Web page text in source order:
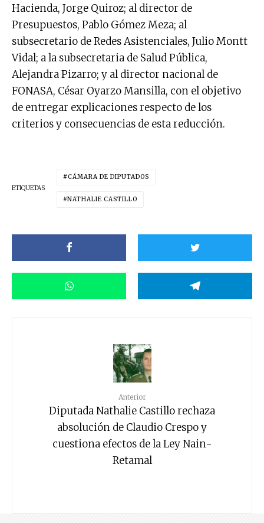
Hacienda, Jorge Quiroz; al director de
Presupuestos, Pablo Gómez Meza; al
subsecretario de Redes Asistenciales, Julio Montt
Vidal; a la subsecretaria de Salud Pública,
Alejandra Pizarro; y al director nacional de
FONASA, César Oyarzo Mansilla, con el objetivo
de entregar explicaciones respecto de los
criterios y consecuencias de esta reducción.
ETIQUETAS
CÁMARA DE DIPUTADOS
NATHALIE CASTILLO
Anterior
Diputada Nathalie Castillo rechaza
absolución de Claudio Crespo y
cuestiona efectos de la Ley Nain-
Retamal